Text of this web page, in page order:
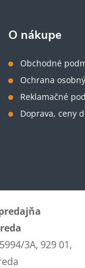
O nákupe
Obchodné
Ochrana
Reklamačné
Doprava, ceny
3A, 929 01,